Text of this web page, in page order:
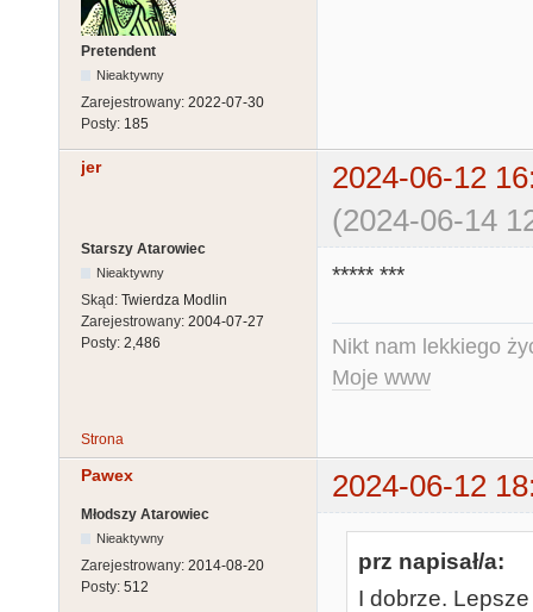
Pretendent
Nieaktywny
Zarejestrowany: 2022-07-30
Posty: 185
jer
2024-06-12
(2024-06-14
Starszy Atarowiec
Nieaktywny
Skąd: Twierdza Modlin
Zarejestrowany: 2004-07-27
Posty: 2,486
***** ***
Nikt nam lekkiego
Moje www
Strona
Pawex 2024-06-12
Młodszy Atarowiec
Nieaktywny
Zarejestrowany: 2014-08-20
Posty: 512
prz napisał/a:
I dobrze.